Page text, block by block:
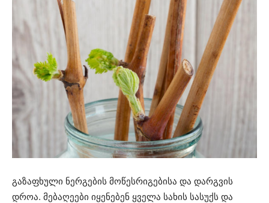
გაზაფხული ნერგების მოწესრიგებისა და დარგვის
დროა. მებაღეები იყენებენ ყველა სახის სასუქს და